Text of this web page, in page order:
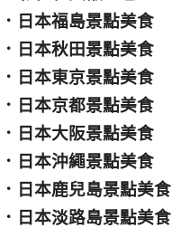
． 日本福島景點美食
． 日本秋田景點美食
． 日本東京景點美食
． 日本京都景點美食
． 日本大阪景點美食
． 日本沖繩景點美食
． 日本鹿兒島景點美食
． 日本淡路島景點美食